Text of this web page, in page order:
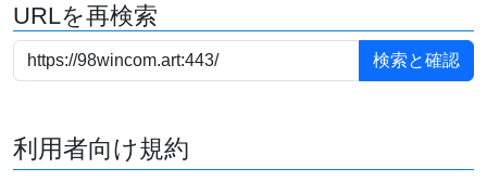
URLを再検索
利用者向け規約